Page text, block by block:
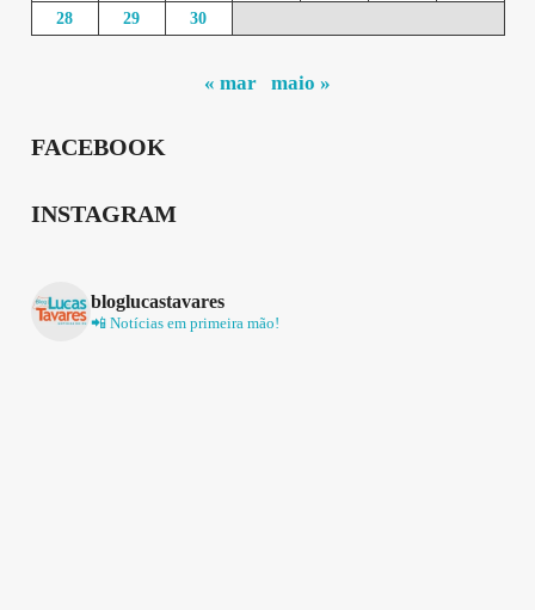
28
29 30
« mar maio »
FACEBOOK
INSTAGRAM
bloglucastavares
📲 Notícias em primeira mão!